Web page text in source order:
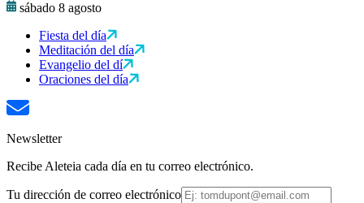
sábado 8 agosto
Fiesta del día
Meditación del día
Evangelio del dí
Oraciones del día
Newsletter
Recibe Aleteia cada día en tu correo electrónico.
Tu dirección de correo electrónico